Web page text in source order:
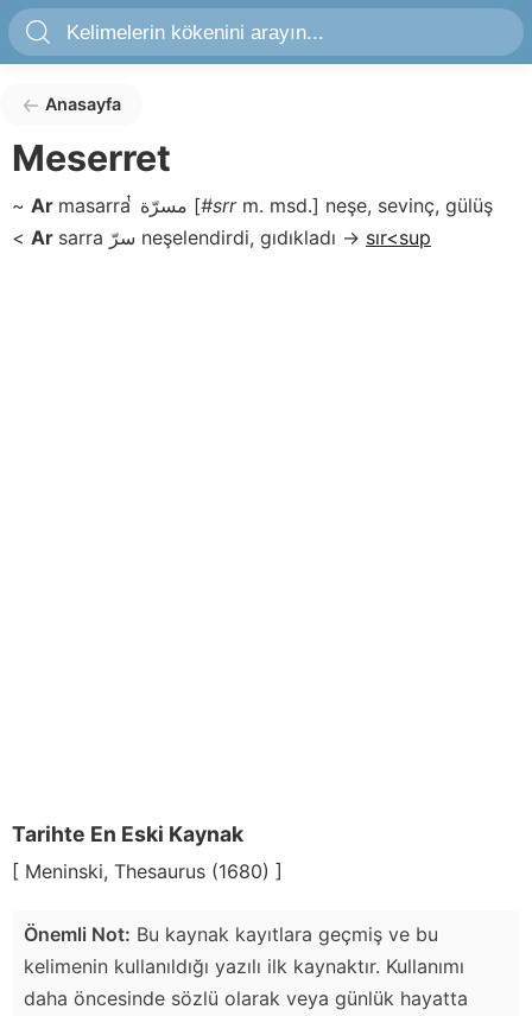
Anasayfa
Meserret
~ Ar masarra ͭ [#srrm. msd.] neşe, sevinç, gülüş
< Ar sarra neşelendirdi, gıdıkladı → sır<sup
Tarihte En Eski Kaynak
[ Meninski, Thesaurus (1680) ]
Önemli Not: Bu kaynak kayıtlara geçmiş ve bu
kelimenin kullanıldığı yazılı ilk kaynaktır. Kullanımı
daha öncesinde sözlü olarak veya günlük hayatta